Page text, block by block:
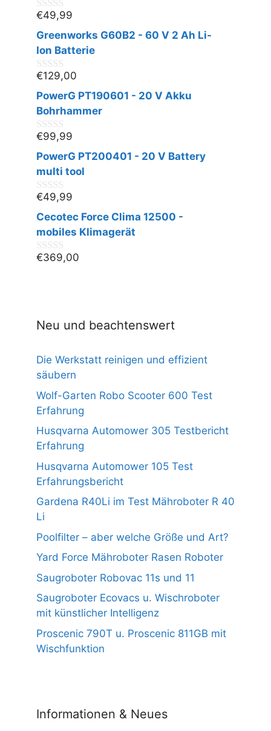
0
v
o
n
€49,99
Greenworks G60B2 - 60 V 2 Ah Li-
Ion Batterie
0
v
o
n
€129,00
PowerG PT190601 - 20 V Akku
Bohrhammer
0
v
o
n
€99,99
PowerG PT200401 - 20 V Battery
multi tool
0
v
o
n
€49,99
Cecotec Force Clima 12500 -
mobiles Klimagerät
0
€369,00
Neu und beachtenswert
Die Werkstatt reinigen und effizient
säubern
Wolf-Garten Robo Scooter 600 Test
Erfahrung
Husqvarna Automower 305 Testbericht
Erfahrung
Husqvarna Automower 105 Test
Erfahrungsbericht
Gardena R40Li im Test Mähroboter R 40
Li
Poolfilter – aber welche Größe und Art?
Yard Force Mähroboter Rasen Roboter
Saugroboter Robovac 11s und 11
Saugroboter Ecovacs u. Wischroboter
mit künstlicher Intelligenz
Proscenic 790T u. Proscenic 811GB mit
Wischfunktion
Informationen & Neues